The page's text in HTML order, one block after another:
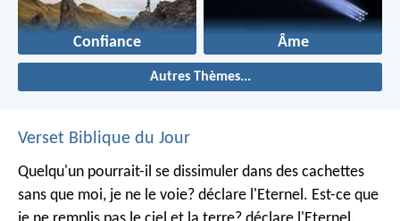
Confiance Âme
Autres Thèmes...
Verset Biblique du Jour
Quelqu'un pourrait-il se dissimuler dans des cachettes
sans que moi, je ne le voie? déclare l'Eternel. Est-ce que